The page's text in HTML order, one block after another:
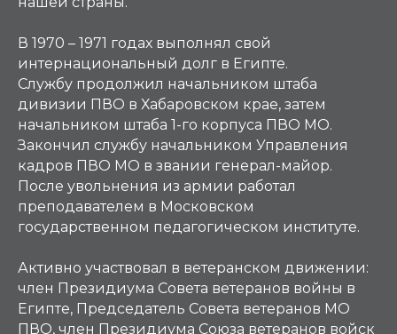
В 1970 – 1971 годах выполнял свой
интернациональный долг в Египте.
Службу продолжил начальником штаба
дивизии ПВО в Хабаровском крае, затем
начальником штаба 1-го корпуса ПВО МО.
Закончил службу начальником Управления
кадров ПВО МО в звании генерал-майор.
После увольнения из армии работал
преподавателем в Московском
государственном педагогическом институте.
Активно участвовал в ветеранском движении:
член Президиума Совета ветеранов войны в
Египте, Председатель Совета ветеранов МО
ПВО, член Президиума Союза ветеранов войск